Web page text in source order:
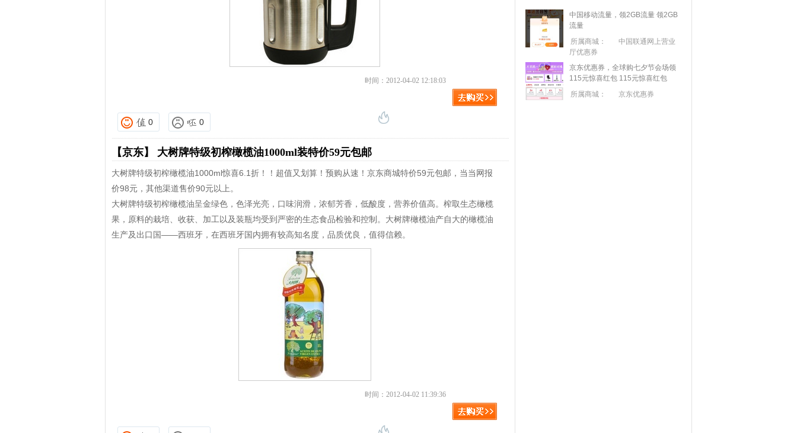
时间：2012-04-02 12:18:03
0 0
【京东】 大树牌特级初榨橄榄油1000ml装特价59元包邮
大树牌特级初榨橄榄油1000ml惊喜6.1折！！超值又划算！预购从速！京东商城特价59元包邮，当当网报
价98元，其他渠道售价90元以上。
大树牌特级初榨橄榄油呈金绿色，色泽光亮，口味润滑，浓郁芳香，低酸度，营养价值高。榨取生态橄榄
果，原料的栽培、收获、加工以及装瓶均受到严密的生态食品检验和控制。大树牌橄榄油产自大的橄榄油
生产及出口国——西班牙，在西班牙国内拥有较高知名度，品质优良，值得信赖。
时间：2012-04-02 11:39:36
中国移动流量，领2GB流量 领2GB
流量
所属商城：
中国联通网上营业
厅优惠券
京东优惠券，全球购七夕节会场领
115元惊喜红包 115元惊喜红包
所属商城：
京东优惠券